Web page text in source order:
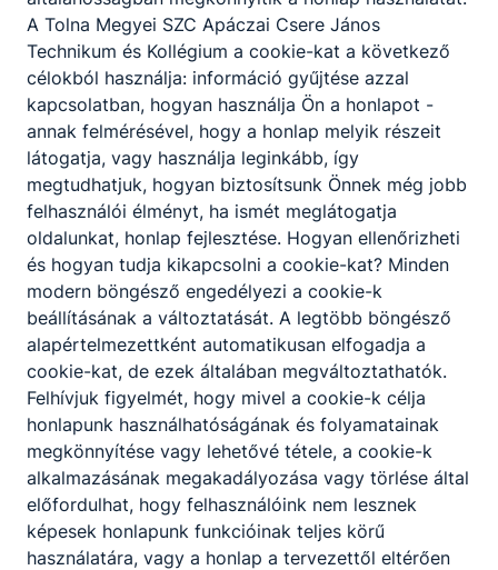
Helló nyár! - Új Diákmagazin szám
Tanév végéhez érve mindig kellemes dolog felidézni
az elmúlt félévben átélt örömöket, sikereket,
élményeket.
Elolvasom
Intézmény
június 15.
A Tolna Megyei SZC Apáczai Csere János
Technikum és Kollégium a cookie-kat a következő
célokból használja: információ gyűjtése azzal
kapcsolatban, hogyan használja Ön a honlapot -
annak felmérésével, hogy a honlap melyik részeit
látogatja, vagy használja leginkább, így
megtudhatjuk, hogyan biztosítsunk Önnek még jobb
felhasználói élményt, ha ismét meglátogatja
oldalunkat, honlap fejlesztése. Hogyan ellenőrizheti
és hogyan tudja kikapcsolni a cookie-kat? Minden
modern böngésző engedélyezi a cookie-k
beállításának a változtatását. A legtöbb böngésző
alapértelmezettként automatikusan elfogadja a
cookie-kat, de ezek általában megváltoztathatók.
Felhívjuk figyelmét, hogy mivel a cookie-k célja
honlapunk használhatóságának és folyamatainak
megkönnyítése vagy lehetővé tétele, a cookie-k
alkalmazásának megakadályozása vagy törlése által
előfordulhat, hogy felhasználóink nem lesznek
képesek honlapunk funkcióinak teljes körű
használatára, vagy a honlap a tervezettől eltérően